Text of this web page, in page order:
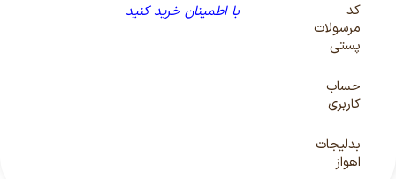
کد
مرسولات
پستی
حساب
کاربری
بدلیجات
اهواز
با اطمینان خرید کنید